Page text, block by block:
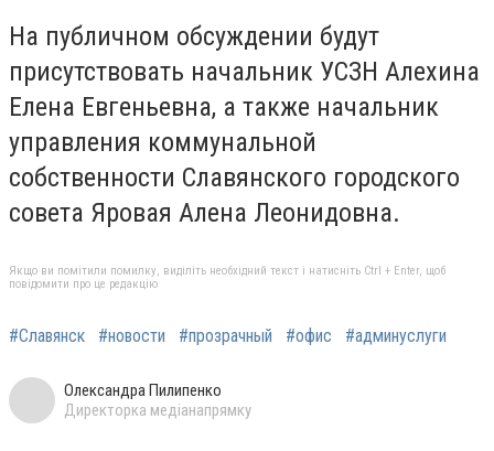
На публичном обсуждении будут
присутствовать начальник УСЗН Алехина
Елена Евгеньевна, а также начальник
управления коммунальной
собственности Славянского городского
совета Яровая Алена Леонидовна.
Якщо ви помітили помилку, виділіть необхідний текст і натисніть Ctrl + Enter, щоб
повідомити про це редакцію
#Славянск #новости #прозрачный #офис #админуслуги
Олександра Пилипенко
Директорка медіанапрямку